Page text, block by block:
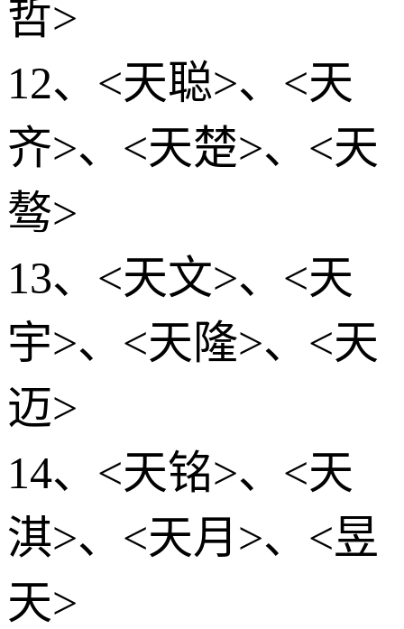
哲>
12、<天聪>、<天
齐>、<天楚>、<天
骜>
13、<天文>、<天
宇>、<天隆>、<天
迈>
14、<天铭>、<天
淇>、<天月>、<昱
天>